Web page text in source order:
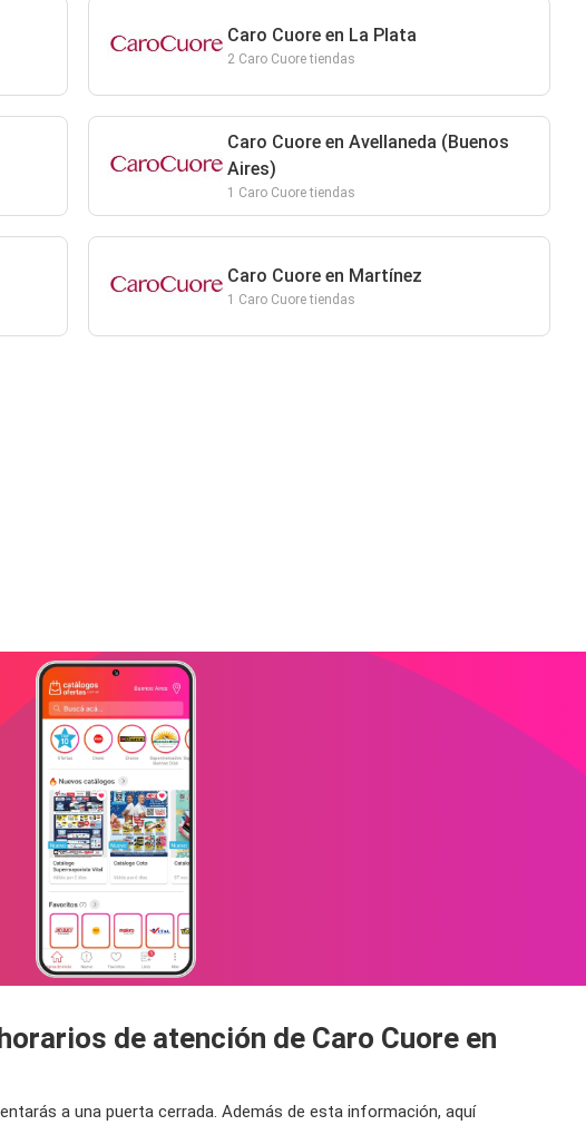
Caro Cuore en La Plata
2 Caro Cuore tiendas
Caro Cuore en Avellaneda (Buenos
Aires)
1 Caro Cuore tiendas
Caro Cuore en Martínez
1 Caro Cuore tiendas
de atención de Caro Cuore en
a una puerta cerrada. Además de esta información, aquí